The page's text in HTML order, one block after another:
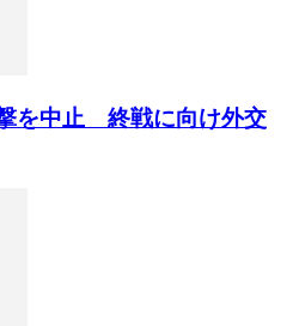
を中止 終戦に向け外交